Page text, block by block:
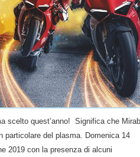
scelto quest’anno! Significa che
particolare del plasma. Domenica 14
2019 con la presenza di alcuni